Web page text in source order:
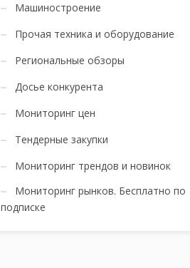
Машиностроение
Прочая техника и оборудование
Региональные обзоры
Досье конкурента
Мониторинг цен
Тендерные закупки
Мониторинг трендов и новинок
Мониторинг рынков. Бесплатно по
подписке